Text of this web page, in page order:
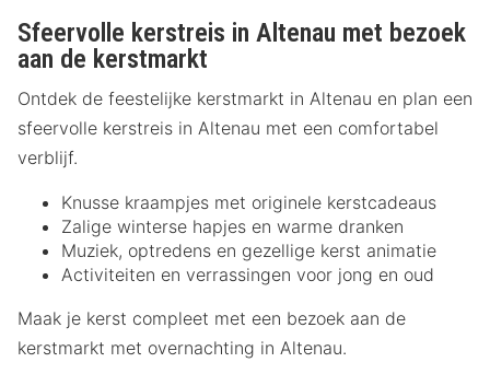
Sfeervolle kerstreis in Altenau met bezoek
aan de kerstmarkt
Ontdek de feestelijke kerstmarkt in Altenau en plan een
sfeervolle kerstreis in Altenau met een comfortabel
verblijf.
Knusse kraampjes met originele kerstcadeaus
Zalige winterse hapjes en warme dranken
Muziek, optredens en gezellige kerst animatie
Activiteiten en verrassingen voor jong en oud
Maak je kerst compleet met een bezoek aan de
kerstmarkt met overnachting in Altenau.